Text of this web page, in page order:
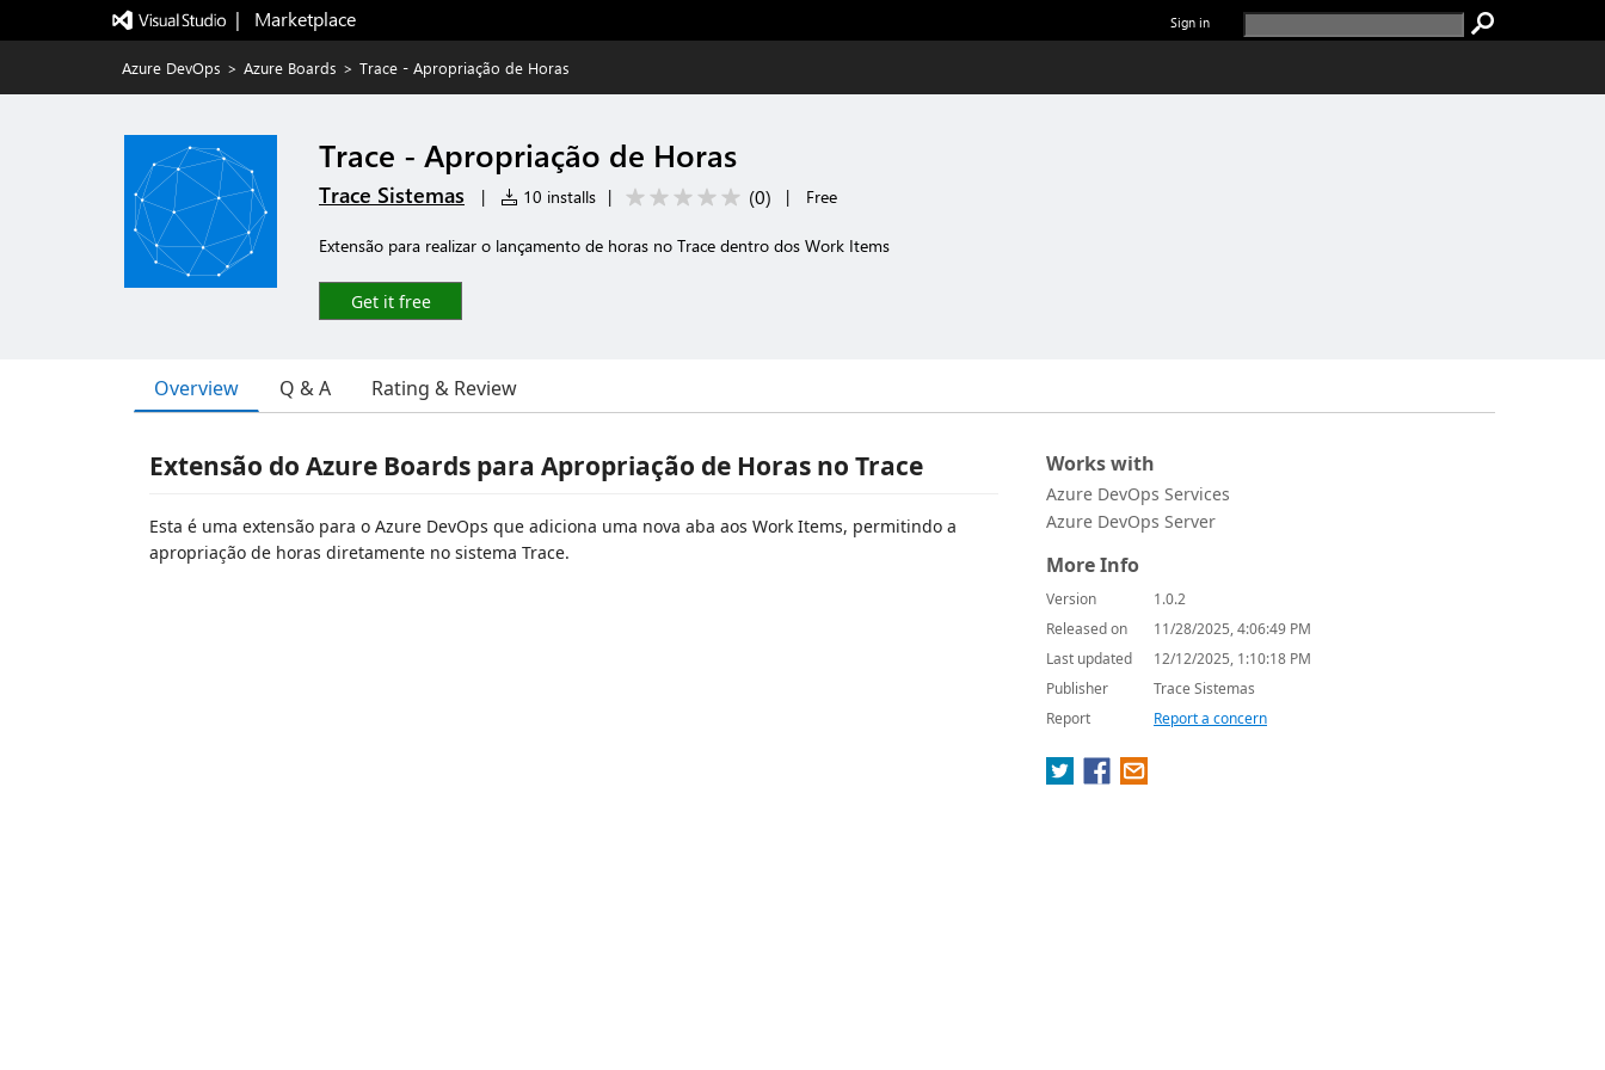
|   Marketplace Sign in
Azure DevOps > Azure Boards > Trace - Apropriação de Horas
Trace - Apropriação de Horas
Trace Sistemas | 10 installs | (0) | Free
Extensão para realizar o lançamento de horas no Trace dentro dos Work Items
Get it free
Overview Q & A Rating & Review
Extensão do Azure Boards para Apropriação de Horas no Trace
Esta é uma extensão para o Azure DevOps que adiciona uma nova aba aos Work Items, permitindo a
apropriação de horas diretamente no sistema Trace.
Works with
Azure DevOps Services
Azure DevOps Server
More Info
Version
1.0.2
Released on
11/28/2025, 4:06:49 PM
Last updated
12/12/2025, 1:10:18 PM
Publisher
Trace Sistemas
Report
Report a concern